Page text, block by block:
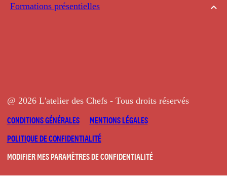
Formations présentielles
@ 2026 L'atelier des Chefs - Tous droits réservés
CONDITIONS GÉNÉRALES
MENTIONS LÉGALES
POLITIQUE DE CONFIDENTIALITÉ
MODIFIER MES PARAMÈTRES DE CONFIDENTIALITÉ